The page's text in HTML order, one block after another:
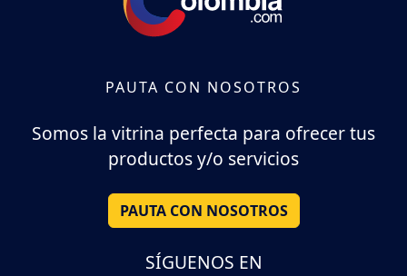
PAUTA CON NOSOTROS
Somos la vitrina perfecta para ofrecer tus
productos y/o servicios
PAUTA CON NOSOTROS
SÍGUENOS EN